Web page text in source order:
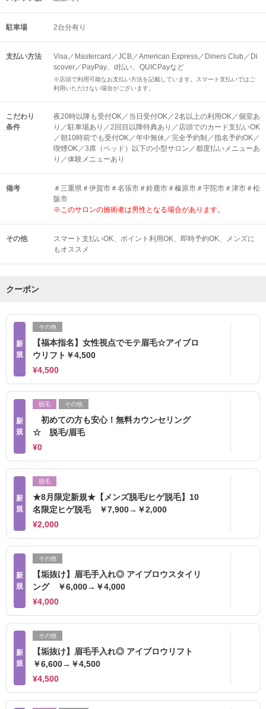
駐車場 2台分有り
支払い方法
Visa／Mastercard／JCB／American Express／Diners Club／Di
scover／PayPay、d払い、QUICPayなど
※店頭で利用可能なお支払い方法を記載しています。スマート支払いではご
利用いただけない場合がございます。
こだわり
条件
夜20時以降も受付OK／当日受付OK／2名以上の利用OK／個室あ
り／駐車場あり／2回目以降特典あり／店頭でのカード支払いOK
／朝10時前でも受付OK／年中無休／完全予約制／指名予約OK／
喫煙OK／3席（ベッド）以下の小型サロン／都度払いメニューあ
り／体験メニューあり
備考
＃三重県＃伊賀市＃名張市＃鈴鹿市＃榛原市＃宇陀市＃津市＃松
阪市
※このサロンの施術者は男性となる場合があります。
その他 スマート支払いOK ポイント利用OK 即時予約OK
メンズに
もオススメ
クーポン
新
規
その他
【福本指名】女性視点でモテ眉毛☆アイブロ
ウリフト￥4,500
¥4,500
新
規
脱毛 その他
初めての方も安心！無料カウンセリング
☆ 脱毛/眉毛
¥0
新
規
脱毛
★8月限定新規★【メンズ脱毛/ヒゲ脱毛】10
名限定ヒゲ脱毛 ￥7,900→￥2,000
¥2,000
新
規
その他
【垢抜け】眉毛手入れ◎ アイブロウスタイリ
ング ￥6,000→￥4,000
¥4,000
新
規
その他
【垢抜け】眉毛手入れ◎ アイブロウリフト
￥6,600→￥4,500
¥4,500